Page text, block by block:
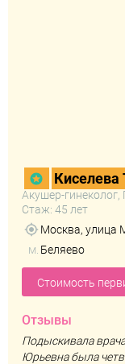
Киселева
Акушер-гинеколог,
Стаж: 45 лет
Москва, улица
м. Беляево
Стоимость
Отзывы
Подыскивала
Юрьевна была